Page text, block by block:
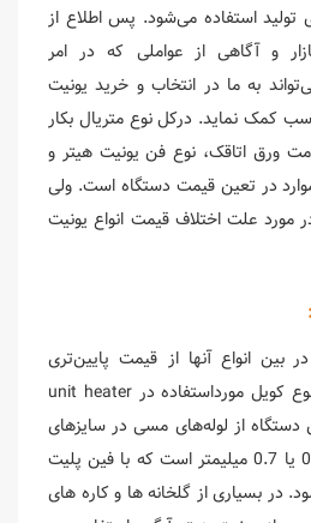
استفاده می‌شود. پس اطلاع از
و آگاهی از عواملی که در امر
به ما در انتخاب و خرید یونیت
کمک نماید. درکل نوع متریال بکار
ورق اتاقک، نوع فن یونیت هیتر و
در تعین قیمت دستگاه است. ولی
مورد علت اختلاف قیمت انواع یونیت
بین انواع آنها از قیمت پایین‌تری
برخوردار است و علت آن نوع کویل مورداستفاده در unit heater
دستگاه از لوله‌های مسی در سایزهای
3/8 و 5/8 با ضخامت 0.63 یا 0.7 میلیمتر است که با فین پلیت
در بسیاری از گلخانه ها و کاره های